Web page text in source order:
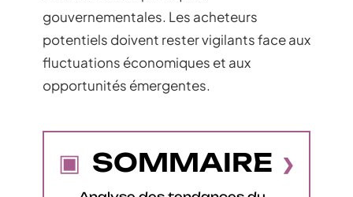
gouvernementales. Les acheteurs
potentiels doivent rester vigilants face aux
fluctuations économiques et aux
opportunités émergentes.
SOMMAIRE